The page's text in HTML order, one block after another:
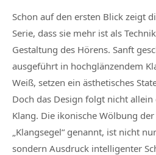
Schon auf den ersten Blick zeigt
Serie, dass sie mehr ist als
Gestaltung des Hörens. Sanft
ausgeführt in hochglänzendem
Weiß, setzen ein ästhetisches
Doch das Design folgt nicht
Klang. Die ikonische Wölbung
„Klangsegel“ genannt, ist nicht
sondern Ausdruck intelligenter